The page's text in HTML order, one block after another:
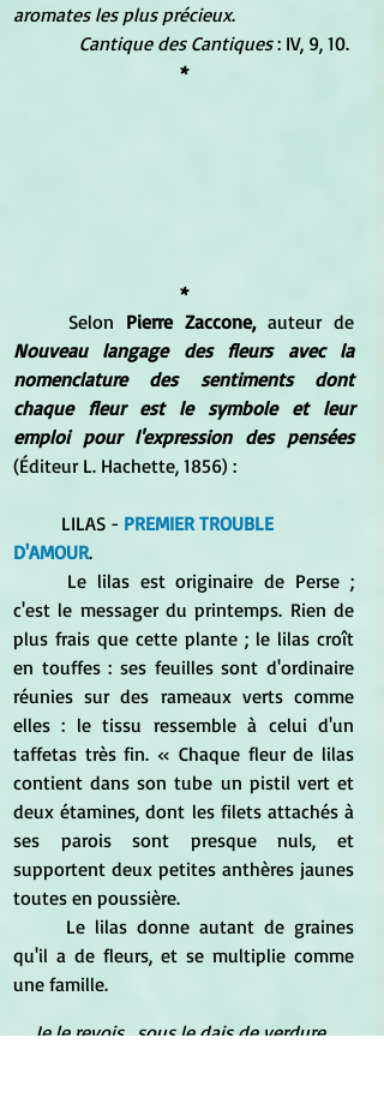
aromates les plus précieux.
Cantique des Cantiques : IV, 9, 10.
*
*
	Selon
Pierre Zaccone,
Nouveau langage des fleurs avec la
nomenclature des sentiments dont
chaque fleur est le symbole et leur
emploi pour l'expression des pensées
(Éditeur L. Hachette, 1856) :
	LILAS -
PREMIER TROUBLE
D'AMOUR.
c'est le messager du printemps. Rien de
plus frais que cette plante ; le lilas croît
en touffes : ses feuilles sont d'ordinaire
réunies sur des rameaux verts comme
elles : le tissu ressemble à celui d'un
taffetas très fin. « Chaque fleur de lilas
contient dans son tube un pistil vert et
deux étamines, dont les filets attachés à
ses parois sont presque nuls, et
supportent deux petites anthères jaunes
toutes en poussière.
qu'il a de fleurs, et se multiplie comme
une famille.
Je le revois , sous le dais de verdure,